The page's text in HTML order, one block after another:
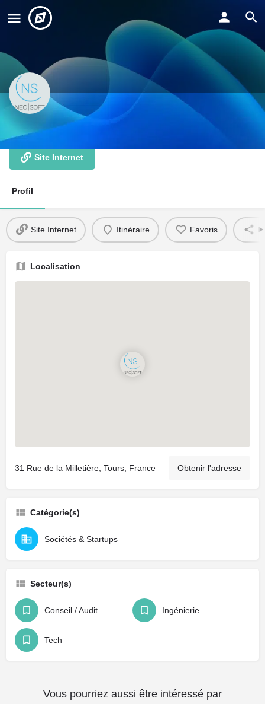
Néo Soft Services
Site Internet
Profil
Site Internet Itinéraire Favoris
Localisation
31 Rue de la Milletière, Tours, France Obtenir l'adresse
Catégorie(s)
Sociétés & Startups
Secteur(s)
Conseil / Audit Ingénierie
Tech
Vous pourriez aussi être intéressé par